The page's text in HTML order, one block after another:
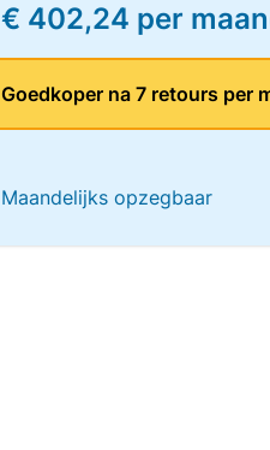
€ 402,24 per
Goedkoper na 7 retours per
Maandelijks opzegbaar